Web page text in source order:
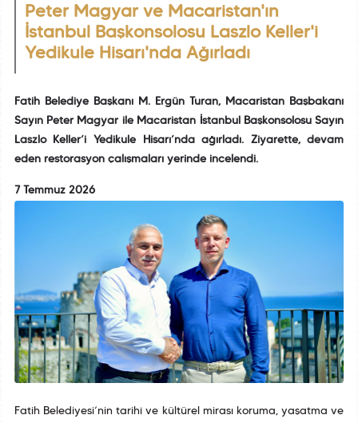
Peter Magyar ve Macaristan'ın
İstanbul Başkonsolosu Laszlo Keller'i
Yedikule Hisarı'nda Ağırladı
Fatih Belediye Başkanı M. Ergün Turan, Macaristan Başbakanı
Sayın Peter Magyar ile Macaristan İstanbul Başkonsolosu Sayın
Laszlo Keller’i Yedikule Hisarı’nda ağırladı. Ziyarette, devam
eden restorasyon çalışmaları yerinde incelendi.
7 Temmuz 2026
Fatih Belediyesi’nin tarihî ve kültürel mirası koruma, yaşatma ve